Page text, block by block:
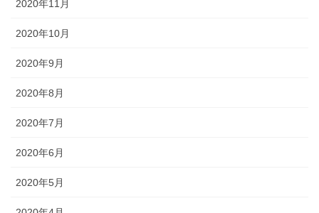
2020年11月
2020年10月
2020年9月
2020年8月
2020年7月
2020年6月
2020年5月